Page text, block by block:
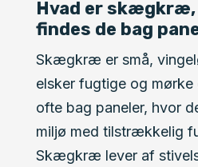
Hvad er
findes de bag
Skægkræ er små,
elsker fugtige og mørke
ofte bag paneler, hvor
miljø med tilstrækkelig
Skægkræ lever af